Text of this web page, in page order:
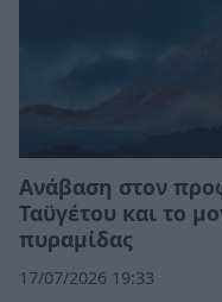
Ανάβαση στον
Ταϋγέτου και το
πυραμίδας
17/07/2026 19:33